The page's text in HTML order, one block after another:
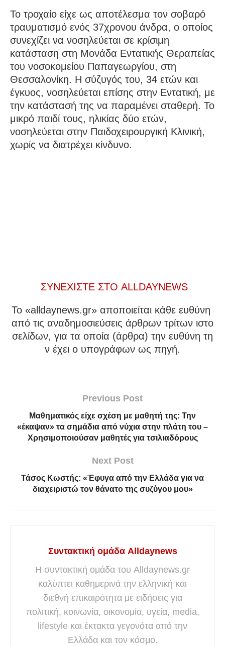
Το τροχαίο είχε ως αποτέλεσμα τον σοβαρό
τραυματισμό ενός 37χρονου άνδρα, ο οποίος
συνεχίζει να νοσηλεύεται σε κρίσιμη
κατάσταση στη Μονάδα Εντατικής Θεραπείας
του νοσοκομείου Παπαγεωργίου, στη
Θεσσαλονίκη. Η σύζυγός του, 34 ετών και
έγκυος, νοσηλεύεται επίσης στην Εντατική, με
την κατάστασή της να παραμένει σταθερή. Το
μικρό παιδί τους, ηλικίας δύο ετών,
νοσηλεύεται στην Παιδοχειρουργική Κλινική,
χωρίς να διατρέχει κίνδυνο.
ΣΥΝΕΧΙΣΤΕ ΣΤΟ ALLDAYNEWS
To «alldaynews.gr» αποποιείται κάθε ευθύνη
από τις αναδημοσιεύσεις άρθρων τρίτων ιστο
σελίδων, για τα οποία (άρθρα) την ευθύνη τη
ν έχει ο υπογράφων ως πηγή.
Previous Post
Μαθηματικός είχε σχέση με μαθητή της: Την
«έκαψαν» τα σημάδια από νύχια στην πλάτη του –
Χρησιμοποιούσαν μαθητές για τσιλιαδόρους
Next Post
Τάσος Κωστής: «Έφυγα από την Ελλάδα για να
διαχειριστώ τον θάνατο της συζύγου μου»
Συντακτική ομάδα Alldaynews
Η συντακτική ομάδα του Alldaynews.gr
καλύπτει καθημερινά την ελληνική και
διεθνή επικαιρότητα με ειδήσεις για
πολιτική, κοινωνία, οικονομία, υγεία, media,
lifestyle και έκτακτα γεγονότα από την
Ελλάδα και τον κόσμο.